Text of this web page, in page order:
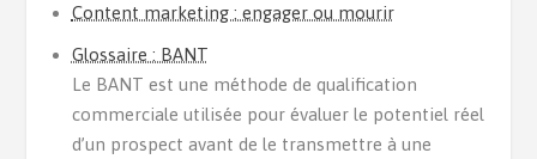
Content marketing : engager ou mourir
Glossaire : BANT
Le BANT est une méthode de qualification
commerciale utilisée pour évaluer le potentiel réel
d’un prospect avant de le transmettre à une